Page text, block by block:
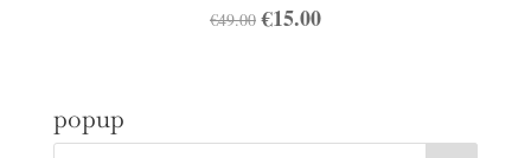
€49.00 Algne
€15.00Praegune
popup